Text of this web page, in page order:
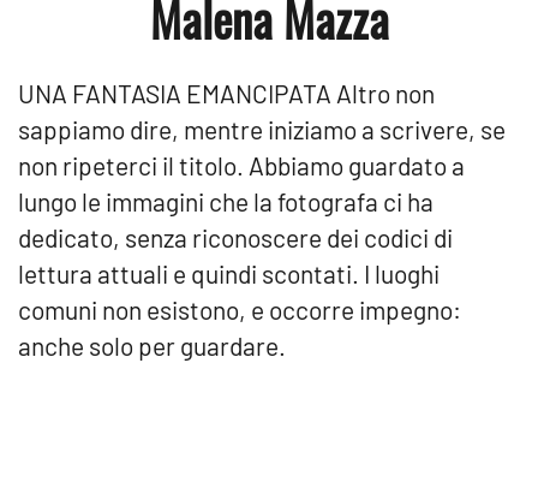
Malena Mazza
UNA FANTASIA EMANCIPATA Altro non
sappiamo dire, mentre iniziamo a scrivere, se
non ripeterci il titolo. Abbiamo guardato a
lungo le immagini che la fotografa ci ha
dedicato, senza riconoscere dei codici di
lettura attuali e quindi scontati. I luoghi
comuni non esistono, e occorre impegno:
anche solo per guardare.